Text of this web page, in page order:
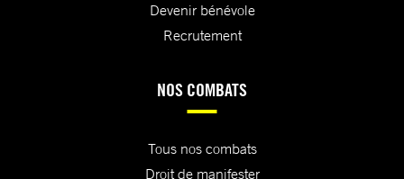
Devenir bénévole
Recrutement
NOS COMBATS
Tous nos combats
Droit de manifester